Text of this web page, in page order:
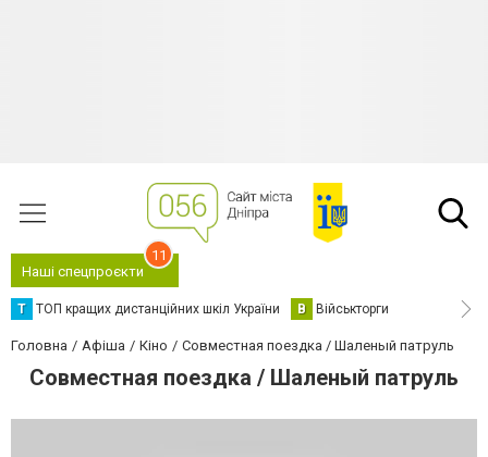
Наші спецпроєкти
11
Т ТОП кращих дистанційних шкіл України В Військторги
Головна Афіша Кіно Совместная поездка / Шаленый патруль
Совместная поездка / Шаленый патруль